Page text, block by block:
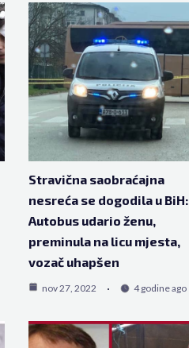
Stravična saobraćajna
nesreća se dogodila u BiH:
Autobus udario ženu,
preminula na licu mjesta,
vozač uhapšen
nov 27, 2022 4 godine ago